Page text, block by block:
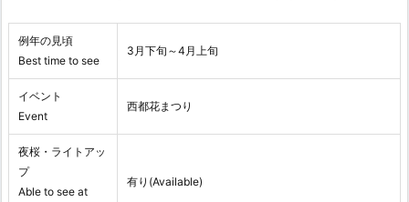
例年の見頃
Best time to see
3月下旬～4月上旬
イベント
Event
西都花まつり
夜桜・ライトアッ
プ
Able to see at
有り(Available)